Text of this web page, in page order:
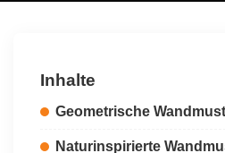
Inhalte
Geometrische
Naturinspirierte